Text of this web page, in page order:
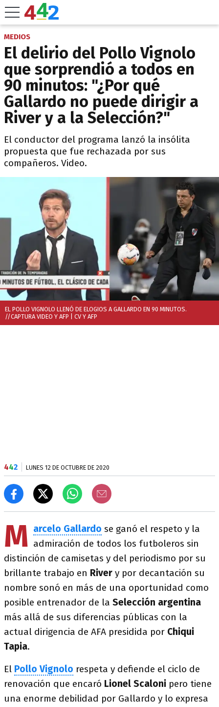
MEDIOS
El delirio del Pollo Vignolo
que sorprendió a todos en
90 minutos: "¿Por qué
Gallardo no puede dirigir a
River y a la Selección?"
El conductor del programa lanzó la insólita
propuesta que fue rechazada por sus
compañeros. Video.
EL POLLO VIGNOLO LLENÓ DE ELOGIOS A GALLARDO EN 90 MINUTOS.
//CAPTURA VIDEO Y AFP | CV Y AFP
442 LUNES 12 DE OCTUBRE DE 2020
M arcelo Gallardo se ganó el respeto y la
admiración de todos los futboleros sin
distinción de camisetas y del periodismo por su
brillante trabajo en River y por decantación su
nombre sonó en más de una oportunidad como
posible entrenador de la Selección argentina
más allá de sus diferencias públicas con la
actual dirigencia de AFA presidida por Chiqui
Tapia.
El Pollo Vignolo respeta y defiende el ciclo de
renovación que encaró Lionel Scaloni pero tiene
una enorme debilidad por Gallardo y lo expresa